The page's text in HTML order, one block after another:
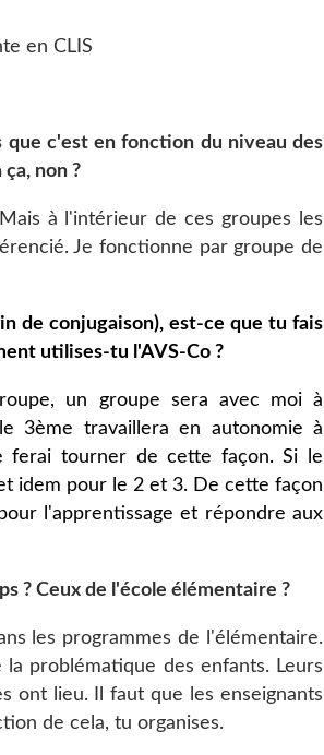
que c'est en fonction du niveau des
non ?
à l'intérieur de ces groupes les
Je fonctionne par groupe de
de conjugaison), est-ce que tu fais
utilises-tu l'AVS-Co ?
un groupe sera avec moi à
3ème travaillera en autonomie à
ferai tourner de cette façon. Si le
idem pour le 2 et 3. De cette façon
l'apprentissage et répondre aux
? Ceux de l'école élémentaire ?
les programmes de l'élémentaire.
problématique des enfants. Leurs
ont lieu. Il faut que les enseignants
de cela, tu organises.